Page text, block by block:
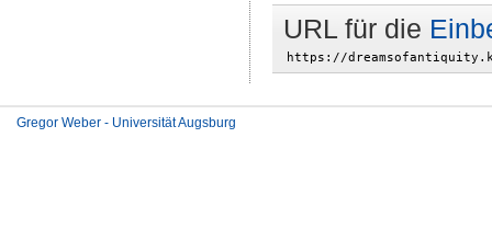
URL für die
Gregor Weber - Universität Augsburg